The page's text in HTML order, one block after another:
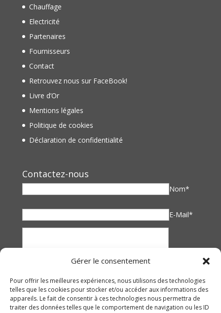
Gérer le consentement
Pour offrir les meilleures expériences, nous utilisons des technologies
telles que les cookies pour stocker et/ou accéder aux informations des
appareils. Le fait de consentir à ces technologies nous permettra de
traiter des données telles que le comportement de navigation ou les ID
Chauffage
Electricité
Partenaires
Fournisseurs
Contact
Retrouvez nous sur FaceBook!
Livre d’Or
Mentions légales
Politique de cookies
Déclaration de confidentialité
Contactez-nous
Nom*
E-Mail*